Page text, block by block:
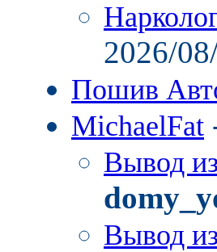
2026/
Пошив
MichaelFat
Вывод
Вывод